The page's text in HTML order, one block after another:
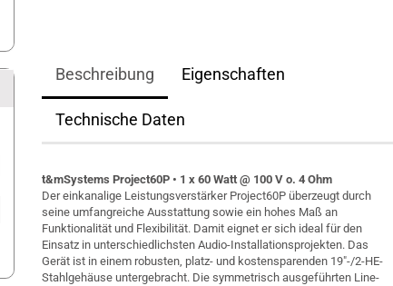
Beschreibung Eigenschaften
Technische Daten
t&mSystems Project60P • 1 x 60 Watt @ 100 V o. 4 Ohm
Der einkanalige Leistungsverstärker Project60P überzeugt durch
seine umfangreiche Ausstattung sowie ein hohes Maß an
Funktionalität und Flexibilität. Damit eignet er sich ideal für den
Einsatz in unterschiedlichsten Audio-Installationsprojekten. Das
Gerät ist in einem robusten, platz- und kostensparenden 19″-/2-HE-
Stahlgehäuse untergebracht. Die symmetrisch ausgeführten Line-